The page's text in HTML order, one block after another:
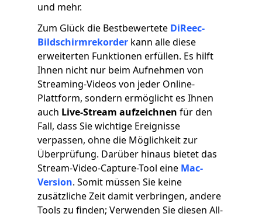
und mehr.
Zum Glück die Bestbewertete DiReec-
Bildschirmrekorder kann alle diese
erweiterten Funktionen erfüllen. Es hilft
Ihnen nicht nur beim Aufnehmen von
Streaming-Videos von jeder Online-
Plattform, sondern ermöglicht es Ihnen
auch Live-Stream aufzeichnen für den
Fall, dass Sie wichtige Ereignisse
verpassen, ohne die Möglichkeit zur
Überprüfung. Darüber hinaus bietet das
Stream-Video-Capture-Tool eine Mac-
Version. Somit müssen Sie keine
zusätzliche Zeit damit verbringen, andere
Tools zu finden; Verwenden Sie diesen All-